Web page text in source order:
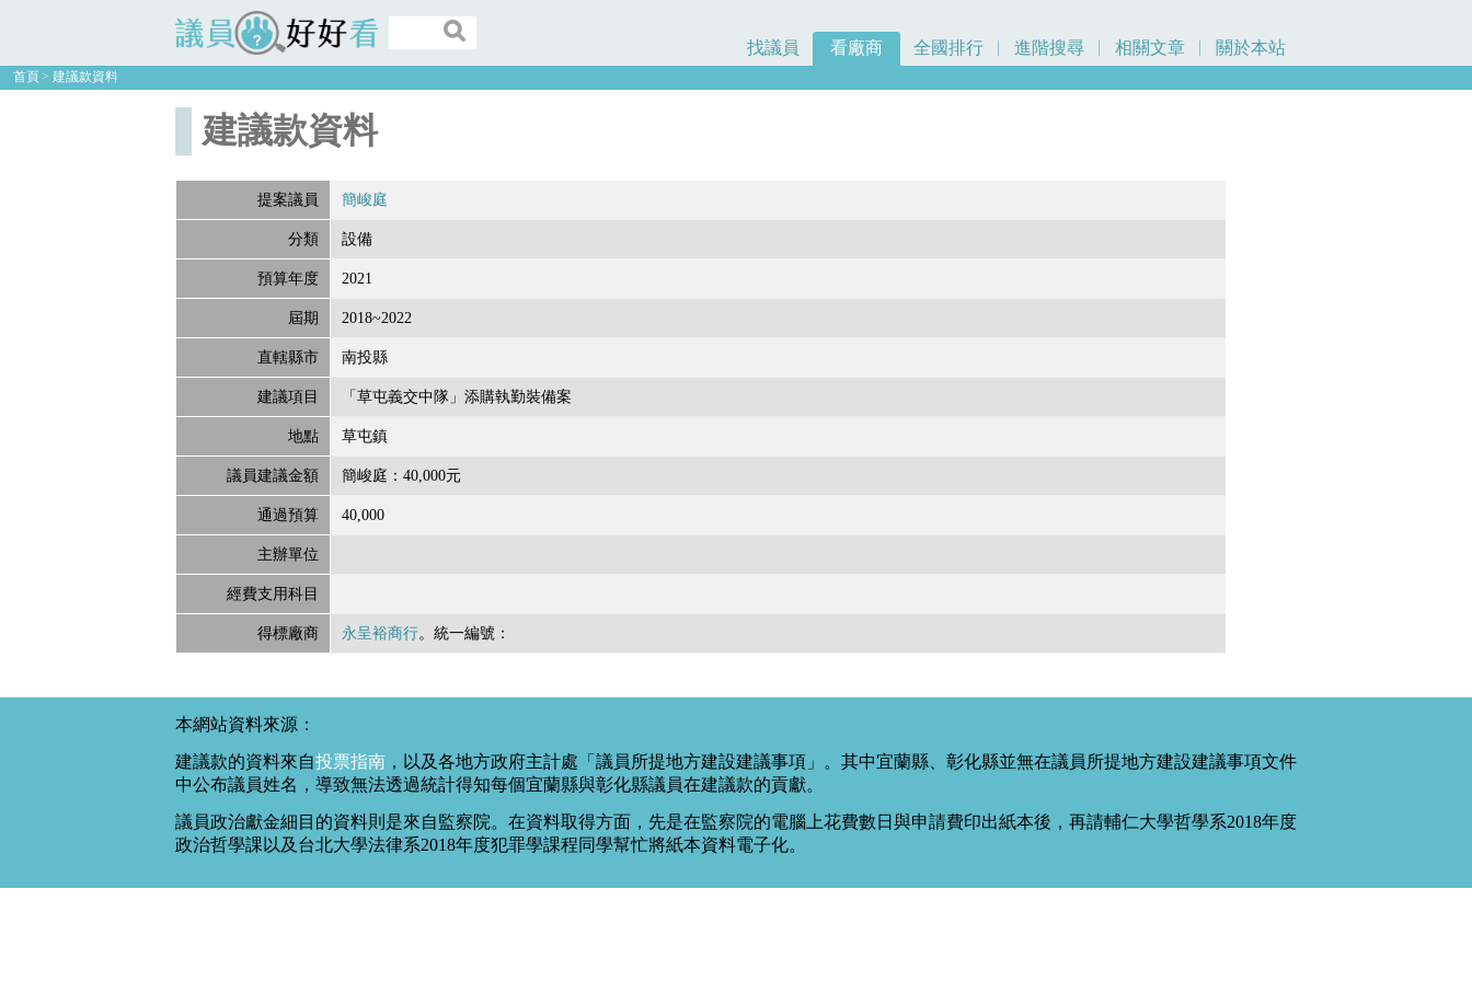
議員好好看
找議員 看廠商 全國排行 進階搜尋 相關文章 關於本站
首頁 建議款資料
建議款資料
提案議員 簡峻庭
分類 設備
預算年度 2021
屆期 2018~2022
直轄縣市 南投縣
建議項目 「草屯義交中隊」添購執勤裝備案
地點 草屯鎮
議員建議金額 簡峻庭：40,000元
通過預算 40,000
主辦單位
經費支用科目
得標廠商 永呈裕商行。統一編號：
本網站資料來源：
建議款的資料來自投票指南 ，以及各地方政府主計處「議員所提地方建設建議事項」。其中宜蘭縣、彰化縣並無在議員所提地方建設建議事項文件
中公布議員姓名，導致無法透過統計得知每個宜蘭縣與彰化縣議員在建議款的貢獻。
議員政治獻金細目的資料則是來自監察院。在資料取得方面，先是在監察院的電腦上花費數日與申請費印出紙本後，再請輔仁大學哲學系2018年度
政治哲學課以及台北大學法律系2018年度犯罪學課程同學幫忙將紙本資料電子化。